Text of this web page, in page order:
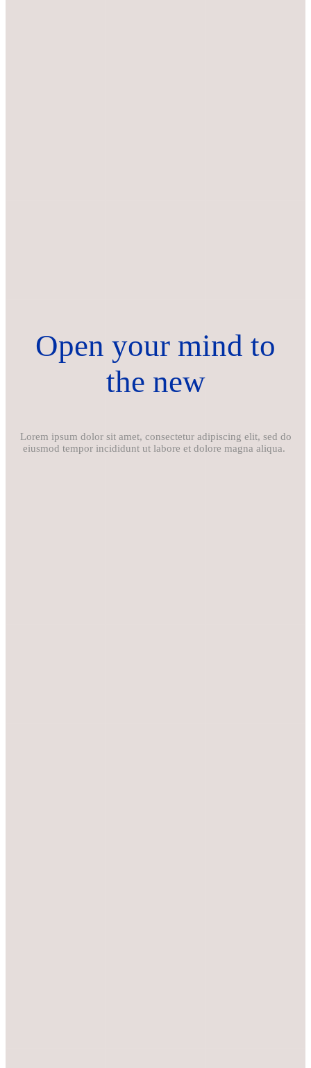
Open your mind to
the new
Lorem ipsum dolor sit amet, consectetur adipiscing elit, sed do
eiusmod tempor incididunt ut labore et dolore magna aliqua.